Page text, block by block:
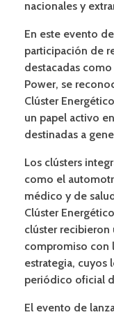
nacionales y
En este evento
participación de
destacadas como
Power, se
Clúster
un papel activo
destinadas a
Los clústers
como el
médico y de
Clúster
clúster
compromiso con
estrategia, cuyos
periódico oficial
El evento de